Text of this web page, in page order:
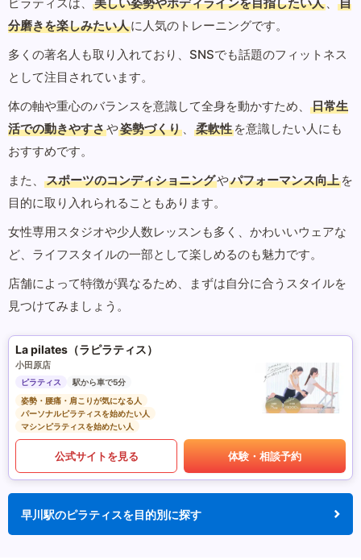
ピラティスは、 美しい姿勢やボディラインを目指したい人 、
自
分磨きを楽しみたい人に人気のトレーニングです。
多くの著名人も取り入れており、SNSでも話題のフィットネス
として注目されています。
体の軸や重心のバランスを意識して全身を動かすため、
日常生
活での動きやすさや姿勢づくり 、 柔軟性 を意識したい人にも
おすすめです。
また、
スポーツのコンディショニングやパフォーマンス向上 を
目的に取り入れられることもあります。
女性専用スタジオや少人数レッスンも多く、かわいいウェアな
ど、ライフスタイルの一部として楽しめるのも魅力です。
店舗によって特徴が異なるため、まずは自分に合うスタイルを
見つけてみましょう。
La pilates（ラピラティス）
小田原店
ピラティス
駅から車で5分
姿勢・腰痛・肩こりが気になる人
パーソナルピラティスを始めたい人
マシンピラティスを始めたい人
公式サイトを見る 体験・相談予約
早川駅のピラティスを目的別に探す